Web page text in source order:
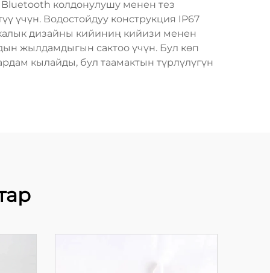
Bluetooth колдонулушу менен тез
үчүн. Водостойдуу конструкция IP67
дизайны кийиниң кийизи менен
жылдамдыгын сактоо үчүн. Бул көп
кылайды, бул таамактын түрлүлүгүн